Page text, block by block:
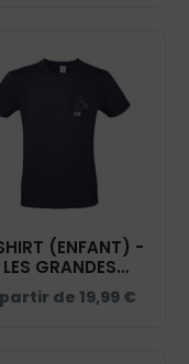
(ENFANT) -
LES GRANDES
- NAVY -
BC03TK
de 19,99 €